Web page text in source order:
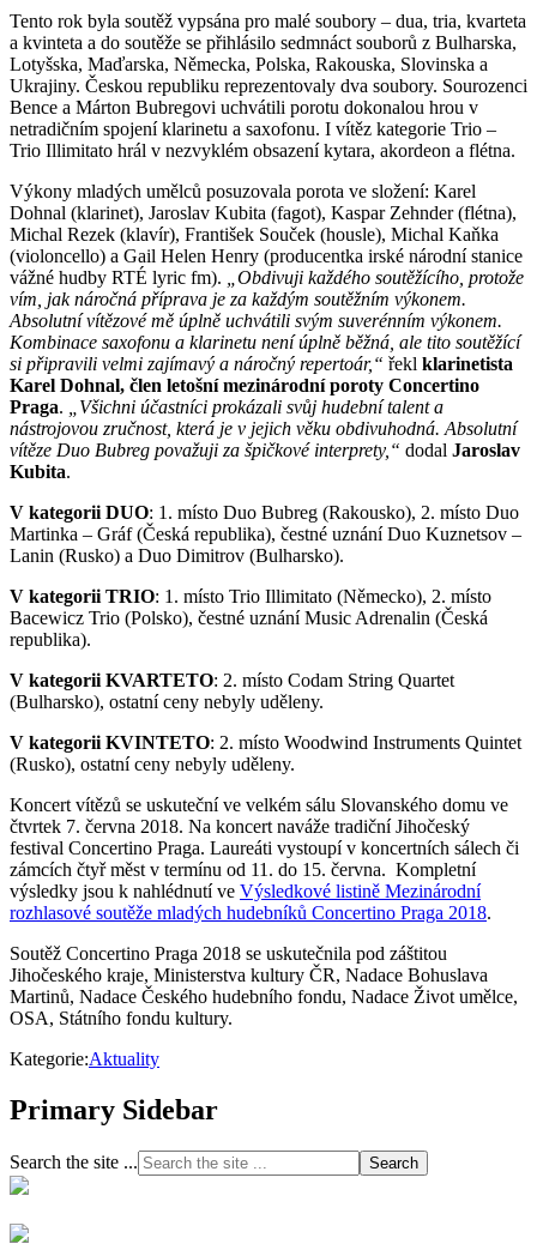
Tento rok byla soutěž vypsána pro malé soubory – dua, tria, kvarteta
a kvinteta a do soutěže se přihlásilo sedmnáct souborů z Bulharska,
Lotyšska, Maďarska, Německa, Polska, Rakouska, Slovinska a
Ukrajiny. Českou republiku reprezentovaly dva soubory. Sourozenci
Bence a Márton Bubregovi uchvátili porotu dokonalou hrou v
netradičním spojení klarinetu a saxofonu. I vítěz kategorie Trio –
Trio Illimitato hrál v nezvyklém obsazení kytara, akordeon a flétna.
Výkony mladých umělců posuzovala porota ve složení: Karel
Dohnal (klarinet), Jaroslav Kubita (fagot), Kaspar Zehnder (flétna),
Michal Rezek (klavír), František Souček (housle), Michal Kaňka
(violoncello) a Gail Helen Henry (producentka irské národní stanice
vážné hudby RTÉ lyric fm).
„Obdivuji každého soutěžícího, protože
vím, jak náročná příprava je za každým soutěžním výkonem.
Absolutní vítězové mě úplně uchvátili svým suverénním výkonem.
Kombinace saxofonu a klarinetu není úplně běžná, ale tito soutěžící
si připravili velmi zajímavý a náročný repertoár,“ řekl klarinetista
Karel Dohnal, člen letošní mezinárodní poroty Concertino
Praga.
„Všichni účastníci prokázali svůj hudební talent a
nástrojovou zručnost, která je v jejich věku obdivuhodná. Absolutní
vítěze Duo Bubreg považuji za špičkové interprety,“ dodal Jaroslav
Kubita.
V kategorii DUO: 1. místo Duo Bubreg (Rakousko), 2. místo Duo
Martinka – Gráf (Česká republika), čestné uznání Duo Kuznetsov –
Lanin (Rusko) a Duo Dimitrov (Bulharsko).
V kategorii TRIO: 1. místo Trio Illimitato (Německo), 2. místo
Bacewicz Trio (Polsko), čestné uznání Music Adrenalin (Česká
republika).
V kategorii KVARTETO: 2. místo Codam String Quartet
(Bulharsko), ostatní ceny nebyly uděleny.
V kategorii KVINTETO: 2. místo Woodwind Instruments Quintet
(Rusko), ostatní ceny nebyly uděleny.
Koncert vítězů se uskuteční ve velkém sálu Slovanského domu ve
čtvrtek 7. června 2018. Na koncert naváže tradiční Jihočeský
festival Concertino Praga. Laureáti vystoupí v koncertních sálech či
zámcích čtyř měst v termínu od 11. do 15. června. Kompletní
výsledky jsou k nahlédnutí ve Výsledkové listině Mezinárodní
rozhlasové soutěže mladých hudebníků Concertino Praga 2018.
Soutěž Concertino Praga 2018 se uskutečnila pod záštitou
Jihočeského kraje, Ministerstva kultury ČR, Nadace Bohuslava
Martinů, Nadace Českého hudebního fondu, Nadace Život umělce,
OSA, Státního fondu kultury.
Kategorie:Aktuality
Primary Sidebar
Search the site ...